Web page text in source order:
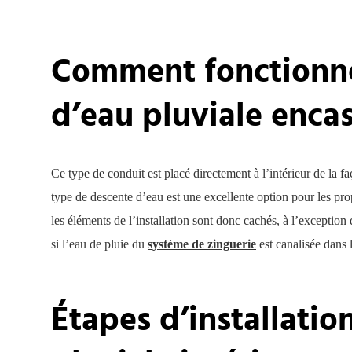
Comment
d’eau pluviale
Ce type de conduit est placé directement à l’intérieur de la
type de descente d’eau est une excellente option pour les
les éléments de l’installation sont donc cachés, à
si l’eau de pluie du système de zinguerie est canalisée dans
Étapes